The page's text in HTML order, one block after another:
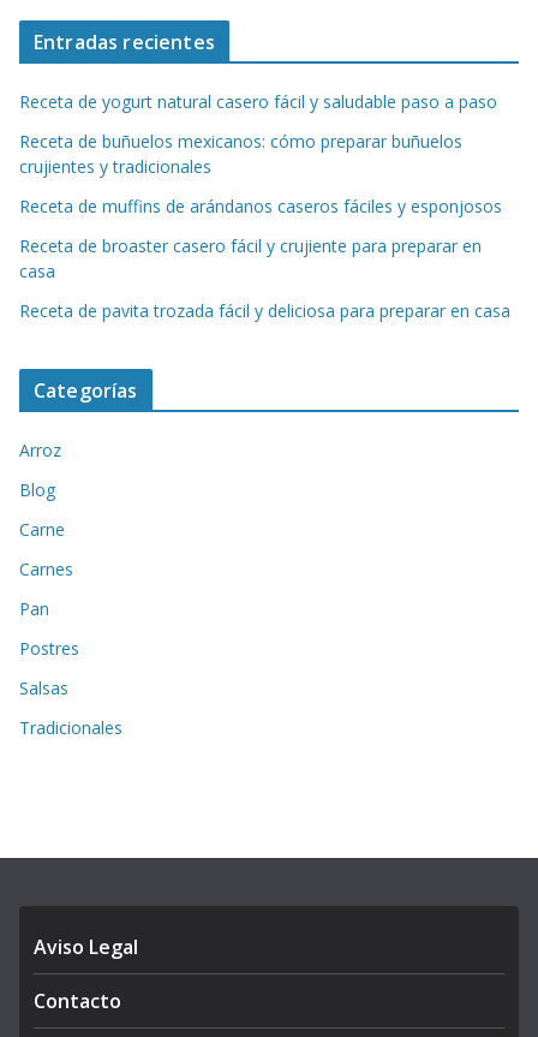
Entradas recientes
Receta de yogurt natural casero fácil y saludable paso a paso
Receta de buñuelos mexicanos: cómo preparar buñuelos
crujientes y tradicionales
Receta de muffins de arándanos caseros fáciles y esponjosos
Receta de broaster casero fácil y crujiente para preparar en
casa
Receta de pavita trozada fácil y deliciosa para preparar en casa
Categorías
Arroz
Blog
Carne
Carnes
Pan
Postres
Salsas
Tradicionales
Aviso Legal
Contacto